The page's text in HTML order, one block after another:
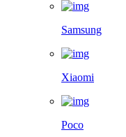
Samsung
Xiaomi
Poco